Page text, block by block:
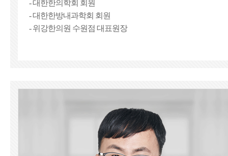
- 대한한의학회 회원
- 대한한방내과학회 회원
- 위강한의원 수원점 대표원장